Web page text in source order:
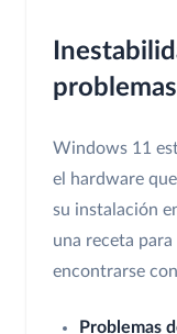
Windows 11
el hardware
su instalación
una receta
encontrarse
Problemas